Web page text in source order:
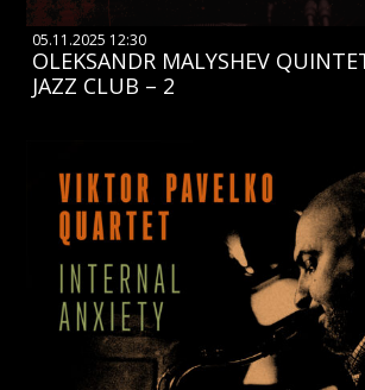
05.11.2025 12:30
OLEKSANDR MALYSHEV
JAZZ CLUB – 2